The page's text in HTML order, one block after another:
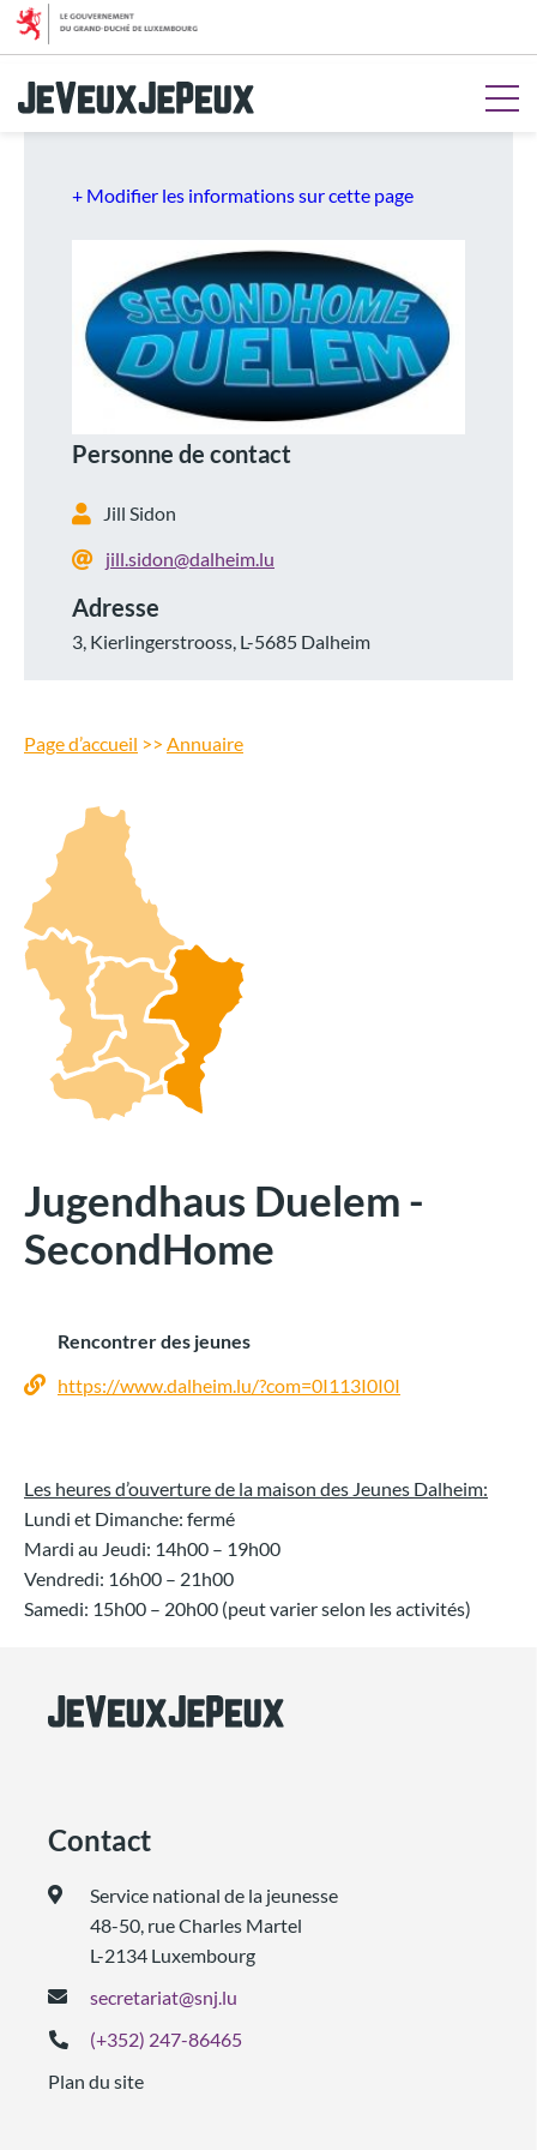
Aller au menu
Aller à la recherche
+ Modifier les informations sur cette page
Personne de contact
Jill Sidon
jill.sidon@dalheim.lu
Adresse
3, Kierlingerstrooss, L-5685 Dalheim
Page d’accueil >> Annuaire
Jugendhaus Duelem -
SecondHome
Rencontrer des jeunes
https://www.dalheim.lu/?com=0I113I0I0I
Les heures d’ouverture de la maison des Jeunes Dalheim:
Lundi et Dimanche: fermé
Mardi au Jeudi: 14h00 – 19h00
Vendredi: 16h00 – 21h00
Samedi: 15h00 – 20h00 (peut varier selon les activités)
Contact
Service national de la jeunesse
48-50, rue Charles Martel
L-2134 Luxembourg
secretariat@snj.lu
(+352) 247-86465
Plan du site